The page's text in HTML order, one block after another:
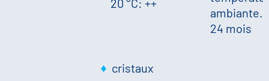
ambiante.;
24 mois
cristaux